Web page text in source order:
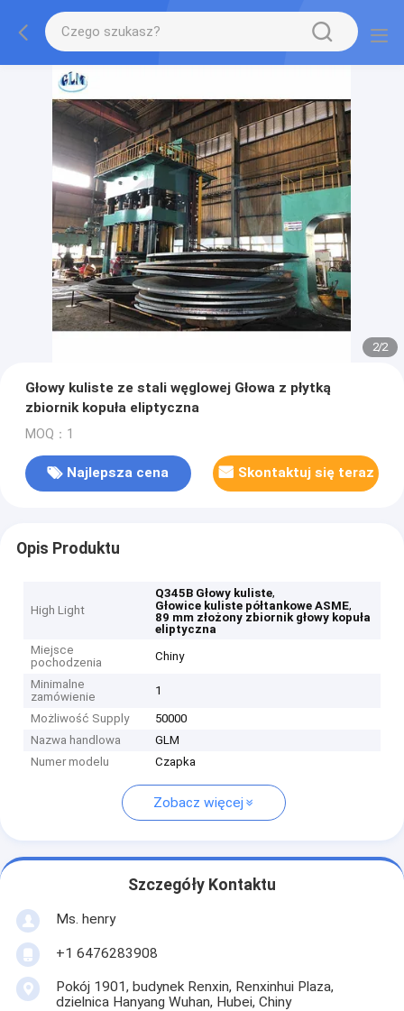
2/2
Głowy kuliste ze stali węglowej Głowa z płytką
zbiornik kopuła eliptyczna
MOQ：1
Najlepsza cena Skontaktuj się teraz
Opis Produktu
High Light
Q345B Głowy kuliste,
Głowice kuliste półtankowe ASME,
89 mm złożony zbiornik głowy kopuła
eliptyczna
Miejsce
pochodzenia
Chiny
Minimalne
zamówienie
1
Możliwość Supply
50000
Nazwa handlowa
GLM
Numer modelu
Czapka
Zobacz więcej
Szczegóły Kontaktu
Ms. henry
+1 6476283908
Pokój 1901, budynek Renxin, Renxinhui Plaza,
dzielnica Hanyang Wuhan, Hubei, Chiny